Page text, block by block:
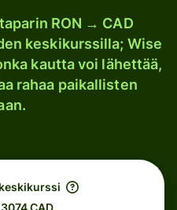
RON → CAD
keskikurssilla; Wise
kautta voi lähettää,
rahaa paikallisten
CAD